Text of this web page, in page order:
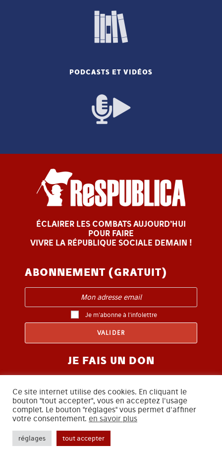
PODCASTS ET VIDÉOS
ÉCLAIRER LES COMBATS AUJOURD’HUI
POUR FAIRE
VIVRE LA RÉPUBLIQUE SOCIALE DEMAIN !
ABONNEMENT (GRATUIT)
Je m'abonne à l'infolettre
JE FAIS UN DON
SUIVEZ-NOUS
Ce site internet utilise des cookies. En cliquant le
bouton "tout accepter", vous en acceptez l'usage
complet. Le bouton "réglages" vous permet d'affiner
votre consentement. en savoir plus
réglages tout accepter